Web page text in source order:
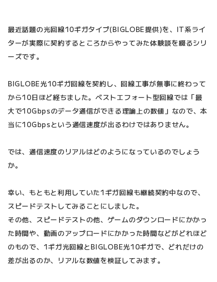
最近話題の光回線10ギガタイプ(BIGLOBE提供)を、IT系ライ
ターが実際に契約するところからやってみた体験談を綴るシリ
ーズです。
BIGLOBE光10ギガ回線を契約し、回線工事が無事に終わって
から10日ほど経ちました。ベストエフォート型回線では「最
大で10Gbpsのデータ通信ができる理論上の数値」なので、本
当に10Gbpsという通信速度が出るわけではありません。
では、通信速度のリアルはどのようになっているのでしょう
か。
幸い、もともと利用していた1ギガ回線も継続契約中なので、
スピードテストしてみることにしました。
その他、スピードテストの他、ゲームのダウンロードにかかっ
た時間や、動画のアップロードにかかった時間などがどれほど
のもので、1ギガ光回線とBIGLOBE光10ギガで、どれだけの
差が出るのか、リアルな数値を検証してみます。